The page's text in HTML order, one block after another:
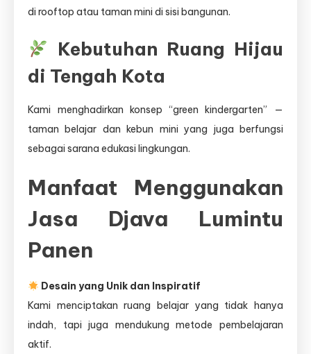
di rooftop atau taman mini di sisi bangunan.
Kebutuhan Ruang Hijau
di Tengah Kota
Kami menghadirkan konsep “green kindergarten” —
taman belajar dan kebun mini yang juga berfungsi
sebagai sarana edukasi lingkungan.
Manfaat Menggunakan
Jasa Djava Lumintu
Panen
Desain yang Unik dan Inspiratif
Kami menciptakan ruang belajar yang tidak hanya
indah, tapi juga mendukung metode pembelajaran
aktif.